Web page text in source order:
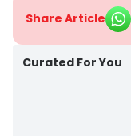
Share Article
Curated For You